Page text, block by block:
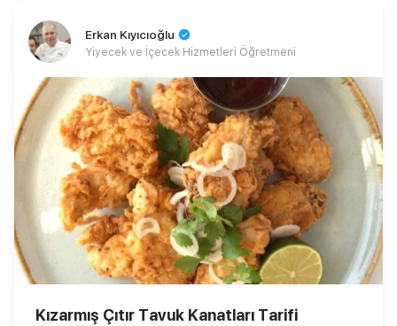
Erkan Kıyıcıoğlu
Yiyecek ve İçecek Hizmetleri Öğretmeni
Kızarmış Çıtır Tavuk Kanatları Tarifi